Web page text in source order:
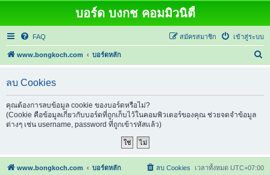
บอร์ด บงกช คอมมิวนิตี้
FAQ เข้าสู่ระบบ
สมัครสมาชิก
www.bongkoch.com บอร์ดหลัก
า
ลบ Cookies
คุณต้องการลบข้อมูล cookie ของบอร์ดหรือไม่?
(Cookie คือข้อมูลเกี่ยวกับบอร์ดที่ถูกเก็บไว้ในคอมพิวเตอร์ของคุณ ช่วยจดจำข้อมูล
ต่างๆ เช่น username, password ที่ถูกเข้ารหัสแล้ว)
www.bongkoch.com บอร์ดหลัก เวลาทั้งหมด UTC+07:00
ลบ Cookies